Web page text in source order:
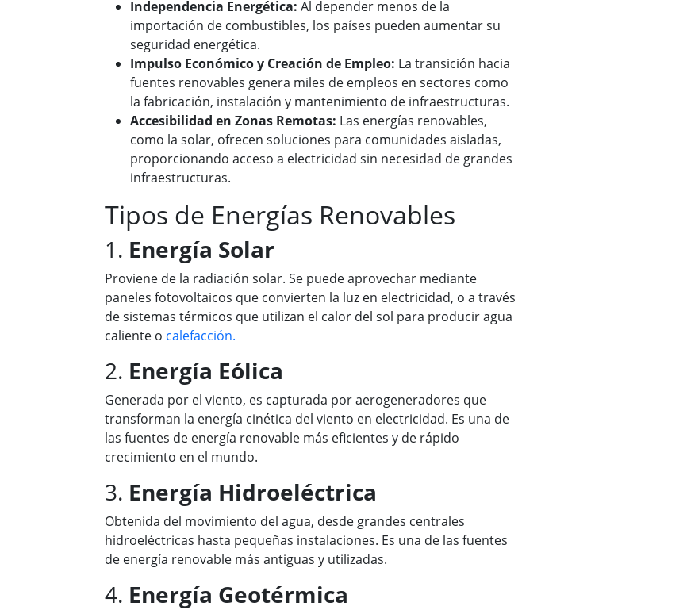
Independencia Energética: Al depender menos de la
importación de combustibles, los países pueden aumentar su
seguridad energética.
Impulso Económico y Creación de Empleo: La transición hacia
fuentes renovables genera miles de empleos en sectores como
la fabricación, instalación y mantenimiento de infraestructuras.
Accesibilidad en Zonas Remotas: Las energías renovables,
como la solar, ofrecen soluciones para comunidades aisladas,
proporcionando acceso a electricidad sin necesidad de grandes
infraestructuras.
Tipos de Energías Renovables
1. Energía Solar
Proviene de la radiación solar. Se puede aprovechar mediante
paneles fotovoltaicos que convierten la luz en electricidad, o a través
de sistemas térmicos que utilizan el calor del sol para producir agua
caliente o calefacción.
2. Energía Eólica
Generada por el viento, es capturada por aerogeneradores que
transforman la energía cinética del viento en electricidad. Es una de
las fuentes de energía renovable más eficientes y de rápido
crecimiento en el mundo.
3. Energía Hidroeléctrica
Obtenida del movimiento del agua, desde grandes centrales
hidroeléctricas hasta pequeñas instalaciones. Es una de las fuentes
de energía renovable más antiguas y utilizadas.
4. Energía Geotérmica